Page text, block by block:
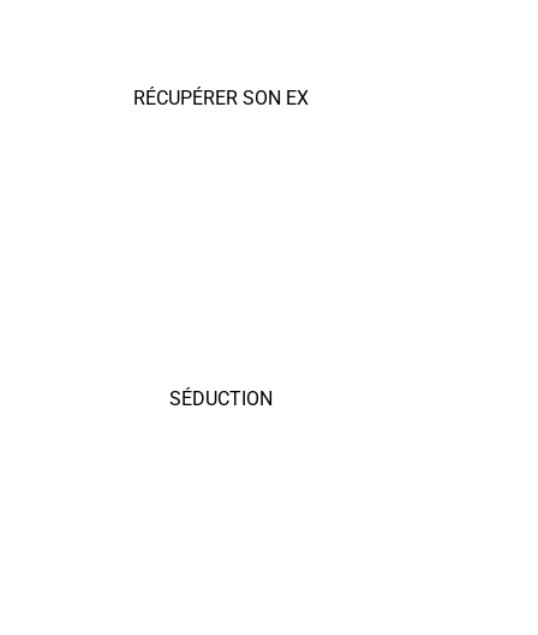
RÉCUPÉRER SON EX
SÉDUCTION